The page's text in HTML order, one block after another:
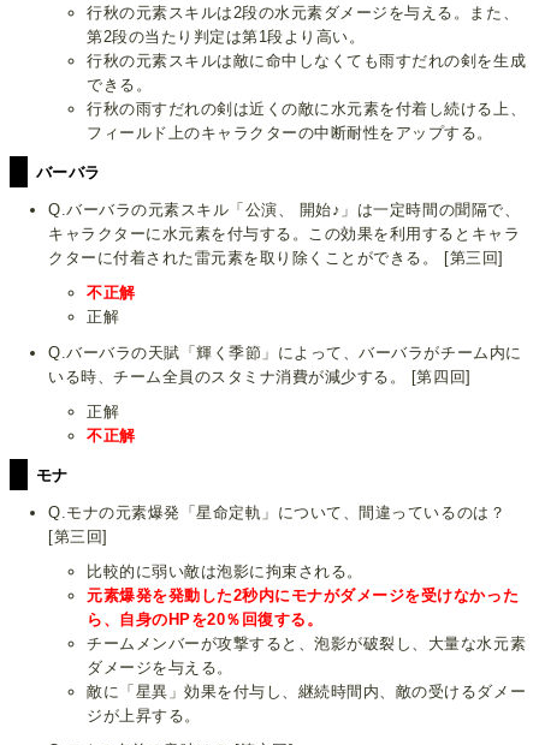
行秋の元素スキルは2段の水元素ダメージを与える。また、
第2段の当たり判定は第1段より高い。
行秋の元素スキルは敵に命中しなくても雨すだれの剣を生成
できる。
行秋の雨すだれの剣は近くの敵に水元素を付着し続ける上、
フィールド上のキャラクターの中断耐性をアップする。
バーバラ
Q.バーバラの元素スキル「公演、 開始♪」は一定時間の聞隔で、
キャラクターに水元素を付与する。この効果を利用するとキャラ
クターに付着された雷元素を取り除くことができる。 [第三回]
不正解
正解
Q.バーバラの天賦「輝く季節」によって、バーバラがチーム内に
いる時、チーム全員のスタミナ消費が減少する。 [第四回]
正解
不正解
モナ
Q.モナの元素爆発「星命定軌」について、間違っているのは？
[第三回]
比較的に弱い敵は泡影に拘束される。
元素爆発を発動した2秒内にモナがダメージを受けなかった
ら、自身のHPを20％回復する。
チームメンバーが攻撃すると、泡影が破裂し、大量な水元素
ダメージを与える。
敵に「星異」効果を付与し、継続時間内、敵の受けるダメー
ジが上昇する。